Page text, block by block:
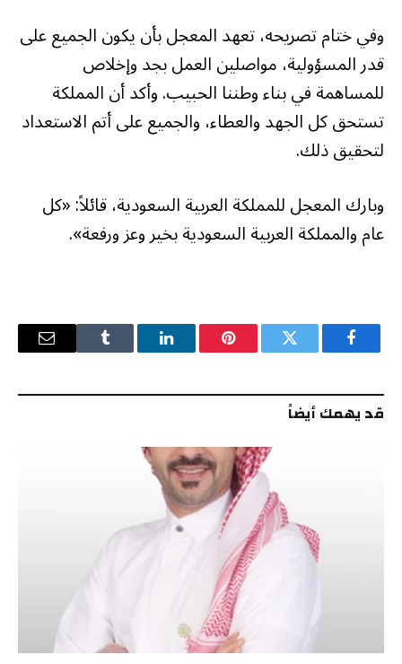
وفي ختام تصريحه، تعهد المعجل بأن يكون الجميع على
قدر المسؤولية، مواصلين العمل بجد وإخلاص
للمساهمة في بناء وطننا الحبيب. وأكد أن المملكة
تستحق كل الجهد والعطاء، والجميع على أتم الاستعداد
لتحقيق ذلك.
وبارك المعجل للمملكة العربية السعودية، قائلاً: «كل
عام والمملكة العربية السعودية بخير وعز ورفعة».
فيسبوك تويتر بينتيريستلينكدإن Tumblr
البريد
قد يهمك أيضاً